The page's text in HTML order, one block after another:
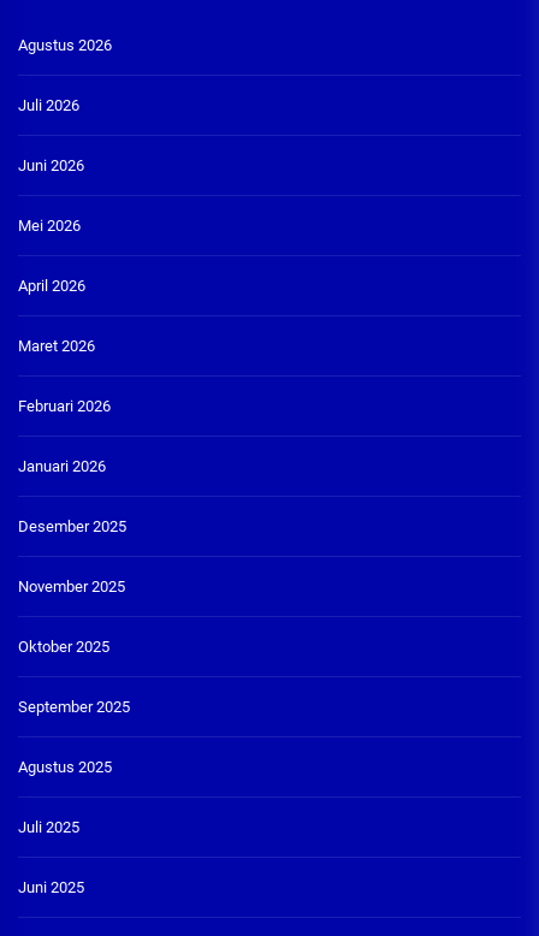
Agustus 2026
Juli 2026
Juni 2026
Mei 2026
April 2026
Maret 2026
Februari 2026
Januari 2026
Desember 2025
November 2025
Oktober 2025
September 2025
Agustus 2025
Juli 2025
Juni 2025